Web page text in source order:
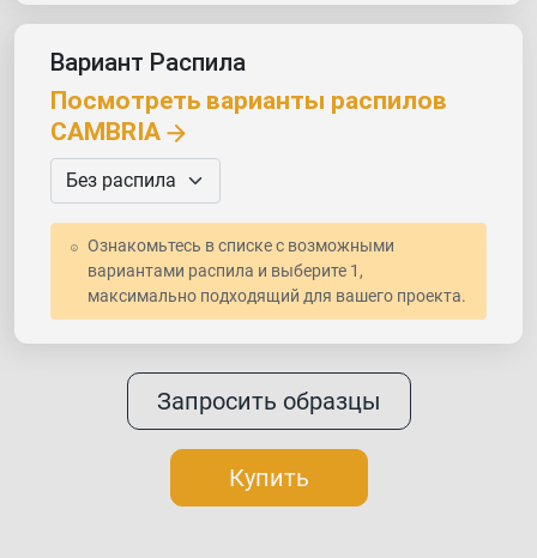
Вариант Распила
Посмотреть варианты распилов
CAMBRIA
Ознакомьтесь в списке с возможными
вариантами распила и выберите 1,
максимально подходящий для вашего проекта.
Запросить образцы
Купить